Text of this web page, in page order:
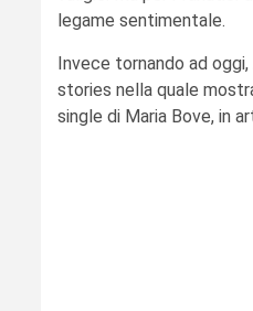
legame sentimentale.
Invece tornando ad
stories nella quale
single di Maria Bove, in